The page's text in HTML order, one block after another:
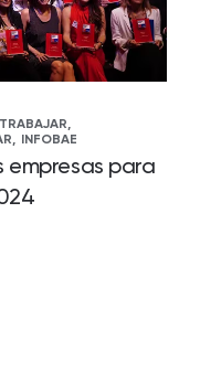
INFOBAE
empresas para